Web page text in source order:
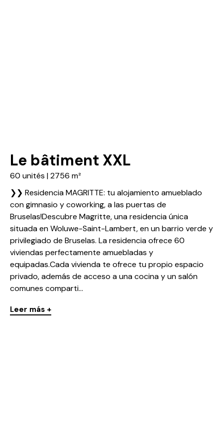
Le bâtiment XXL
60 unités | 2756 m²
❯❯ Residencia MAGRITTE: tu alojamiento amueblado
con gimnasio y coworking, a las puertas de
Bruselas!Descubre Magritte, una residencia única
situada en Woluwe-Saint-Lambert, en un barrio verde y
privilegiado de Bruselas. La residencia ofrece 60
viviendas perfectamente amuebladas y
equipadas.Cada vivienda te ofrece tu propio espacio
privado, además de acceso a una cocina y un salón
comunes comparti...
Leer más +